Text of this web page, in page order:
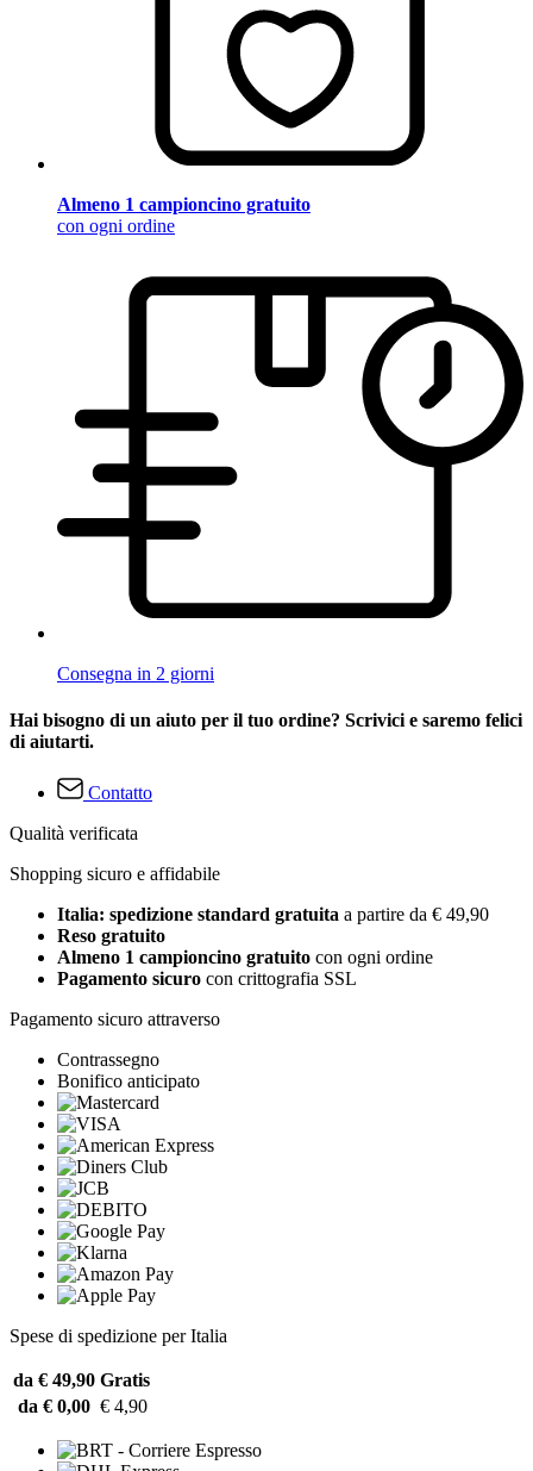
Almeno 1 campioncino gratuito
con ogni ordine
Consegna in 2 giorni
Hai bisogno di un aiuto per il tuo ordine? Scrivici e saremo felici
di aiutarti.
Contatto
Qualità verificata
Shopping sicuro e affidabile
Italia: spedizione standard gratuita a partire da € 49,90
Reso gratuito
Almeno 1 campioncino gratuito con ogni ordine
Pagamento sicuro con crittografia SSL
Pagamento sicuro attraverso
Contrassegno
Bonifico anticipato
Spese di spedizione per Italia
da € 49,90 Gratis
da € 0,00 € 4,90